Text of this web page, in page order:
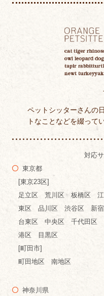
ペットシッターさんの
トなことなどを綴って
対応
東京都
[東京23区]
足立区 荒川区 板橋区
東区 品川区 渋谷区 新
台東区 中央区 千代田
港区 目黒区
[町田市]
町田地区 南地区
神奈川県